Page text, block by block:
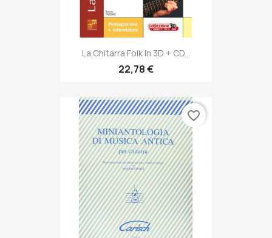
La Chitarra Folk In 3D + CD...
22,78 €
favorite_border